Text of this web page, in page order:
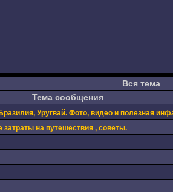
Вся тема
Тема сообщения
Уругвай. Фото, видео и полезная
на путешествия , советы.